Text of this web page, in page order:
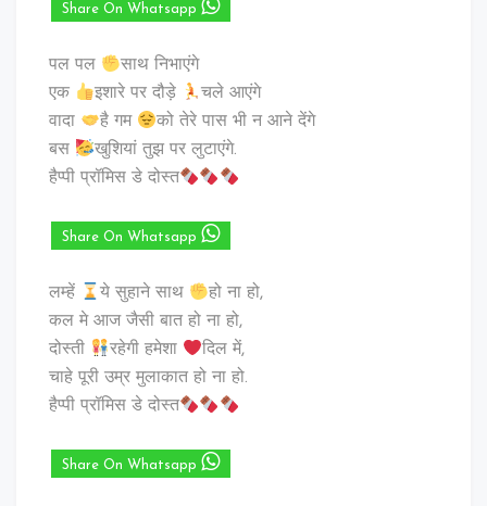
Share On Whatsapp
पल पल
साथ निभाएंगे
एक
इशारे पर दौड़े
चले आएंगे
वादा
है गम
को तेरे पास भी न आने देंगे
बस
खुशियां तुझ पर लुटाएंगे.
हैप्पी प्रॉमिस डे दोस्त
Share On Whatsapp
लम्हें ये सुहाने साथ
हो ना हो,
कल मे आज जैसी बात हो ना हो,
दोस्ती
रहेगी हमेशा
दिल में,
चाहे पूरी उम्र मुलाकात हो ना हो.
हैप्पी प्रॉमिस डे दोस्त
Share On Whatsapp